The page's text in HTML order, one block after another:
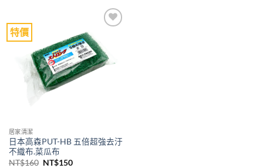
特價
wishlist
居家清潔
日本高森PUT-HB 五倍超強去汙
不織布.菜瓜布
NT$160 原
NT$150目